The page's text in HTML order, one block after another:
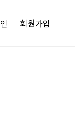
회원가입